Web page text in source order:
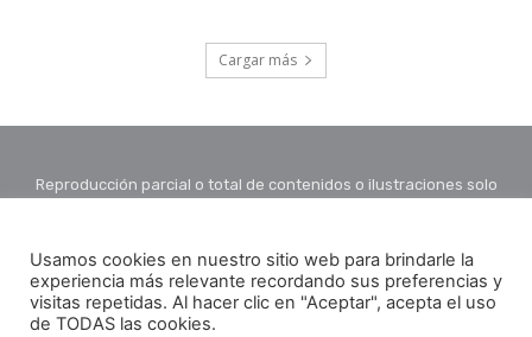
Cargar más
Reproducción parcial o total de contenidos o ilustraciones solo
Usamos cookies en nuestro sitio web para brindarle la
experiencia más relevante recordando sus preferencias y
visitas repetidas. Al hacer clic en "Aceptar", acepta el uso
de TODAS las cookies.